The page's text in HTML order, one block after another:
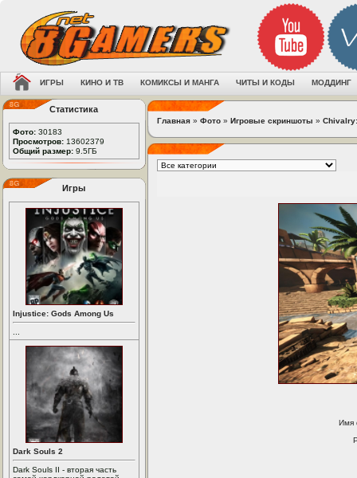
ИГРЫ КИНО И ТВ КОМИКСЫ И МАНГА ЧИТЫ И КОДЫ МОДДИНГ
Статистика
Фото: 30183
Просмотров: 13602379
Общий размер: 9.5ГБ
Игры
Injustice: Gods Among Us
Dark Souls 2
Dark Souls II - вторая часть
Главная » Фото » Игровые скриншоты »
Имя